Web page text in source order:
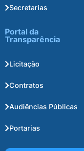
Secretarias
Portal da
Transparência
Licitação
Contratos
Audiências Públicas
Portarias